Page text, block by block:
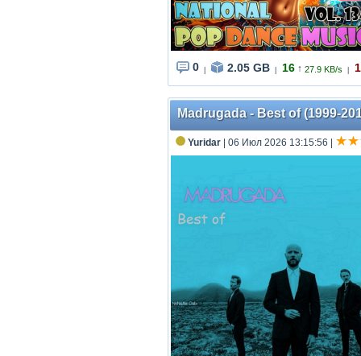
0 2.05 GB 16 ↑ 27.9 KB/s 1
Madrugada - Best of (1999-
Yuridar | 06 Июл 2026 13:15:56